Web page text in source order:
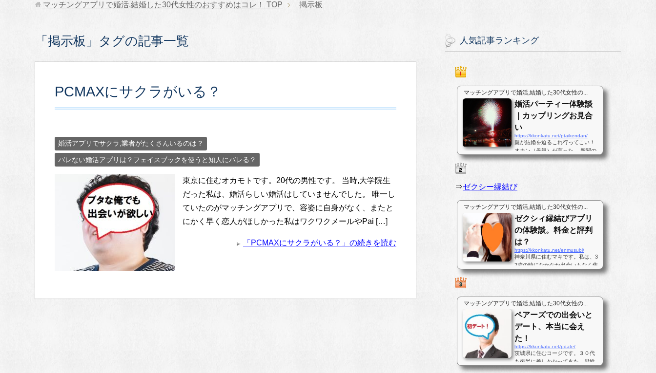
マッチングアプリで婚活,結婚した30代女性のおすすめはコレ！ TOP 掲示板
「掲示板」タグの記事一覧
PCMAXにサクラがいる？
婚活アプリでサクラ,業者がたくさんいるのは？
バレない婚活アプリは？フェイスブックを使うと知人にバレる？
東京に住むオカモトです。20代の男性です。 当時,大学院生
だった私は、婚活らしい婚活はしていませんでした。 唯一し
ていたのがマッチングアプリで、容姿に自身がなく、またと
にかく早く恋人がほしかった私はワクワクメールやPai […]
「PCMAXにサクラがいる？」の続きを読む
人気記事ランキング
マッチングアプリで婚活,結婚した30代女性の...
婚活パーティー体験談
｜カップリングお見合
い
https://kkonkatu.net/ptaikendan/
親が結婚を迫るこれ行ってこい！
オカン（母親）が言った。 新聞の
地元のニュースコーナーに載って
だの私にとっては、どうでも良い
ことしか書いていない地元の新聞
の真ん中ほどのページに婚活パー...
⇒ゼクシー縁結び
マッチングアプリで婚活,結婚した30代女性の...
ゼクシィ縁結びアプリ
の体験談。料金と評判
は？
https://kkonkatu.net/enmusubi/
神奈川県に住むマキです。私は、3
2歳の時になかなか出会いもなく焦
っていました。彼氏は1年ぐらいい
たのです。しかし、いざ彼氏を作
ろうと思っても毎日家と仕事場の
往復ばかりで出会いがなかったの
です...
マッチングアプリで婚活,結婚した30代女性の...
ペアーズでの出会いと
デート、本当に会え
た！
https://kkonkatu.net/pdate/
茨城県に住むコージです。３０代
も後半に差しかかってきた。男性
です。気が付けば彼女居ない暦は7